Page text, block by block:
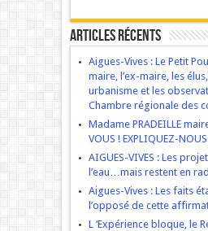
Articles récents
Aigues-Vives : Le Petit
maire, l’ex-maire, les
urbanisme et les
Chambre régionale des
Madame PRADEILLE
VOUS ! EXPLIQUEZ-
AIGUES-VIVES : Les
l’eau…mais restent en
Aigues-Vives : Les faits
l’opposé de cette
L ‘Expérience bloque, le